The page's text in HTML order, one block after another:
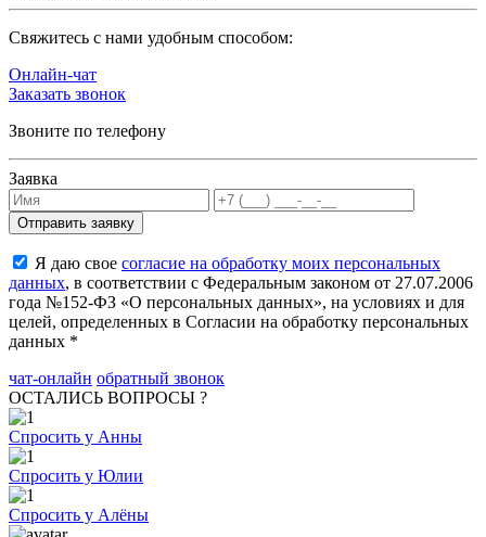
Cвяжитесь с нами удобным способом:
Онлайн-чат
Заказать звонок
Звоните по телефону
Заявка
Я даю свое согласие на обработку моих персональных
данных, в соответствии с Федеральным законом от 27.07.2006
года №152-ФЗ «О персональных данных», на условиях и для
целей, определенных в Согласии на обработку персональных
данных *
чат-онлайн обратный звонок
ОСТАЛИСЬ ВОПРОСЫ ?
Спросить у Анны
Спросить у Юлии
Спросить у Алёны